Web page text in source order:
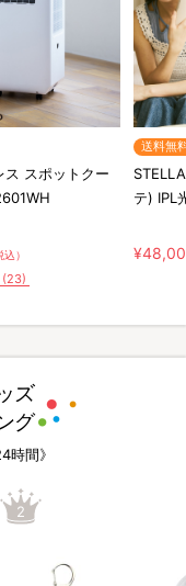
ス スポットクー
込）
(23)
送料無
テ) IPL
ズ
グ
時間》
2